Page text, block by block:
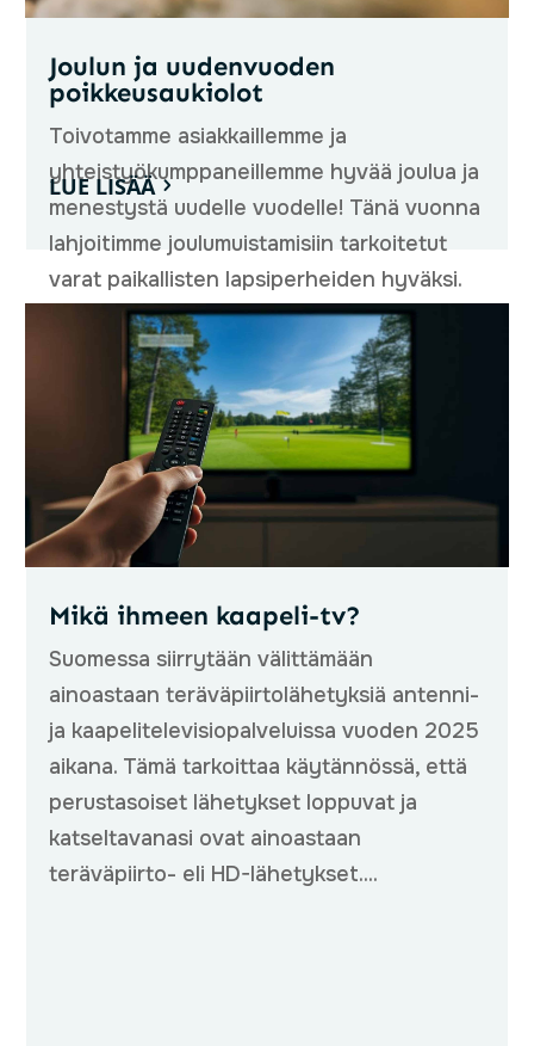
Joulun ja uudenvuoden
poikkeusaukiolot
Toivotamme asiakkaillemme ja
yhteistyökumppaneillemme hyvää joulua ja
menestystä uudelle vuodelle! Tänä vuonna
lahjoitimme joulumuistamisiin tarkoitetut
varat paikallisten lapsiperheiden hyväksi.
Joulun ja uudenvuoden ajan
poikkeusaukiolot: Tiistai 24.12.-torstai...
LUE LISÄÄ
Mikä ihmeen kaapeli-tv?
Suomessa siirrytään välittämään
ainoastaan teräväpiirtolähetyksiä antenni-
ja kaapelitelevisiopalveluissa vuoden 2025
aikana. Tämä tarkoittaa käytännössä, että
perustasoiset lähetykset loppuvat ja
katseltavanasi ovat ainoastaan
teräväpiirto- eli HD-lähetykset....